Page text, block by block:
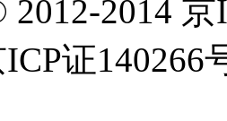
2014
证140266